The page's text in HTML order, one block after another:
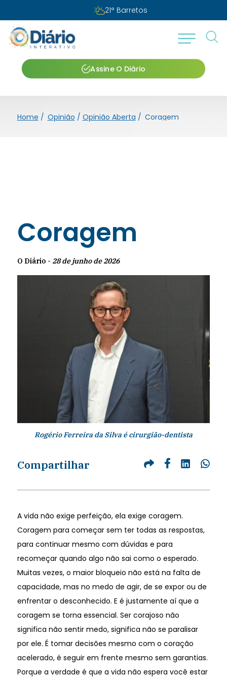
21° Barretos
Assine O Diário
Home / Opinião / Opinião Aberta / Coragem
Coragem
O Diário - 28 de junho de 2026
Rogério Ferreira da Silva é cirurgião-dentista
Compartilhar
A vida não exige perfeição, ela exige coragem.
Coragem para começar sem ter todas as respostas,
para continuar mesmo com dúvidas e para
recomeçar quando algo não sai como o esperado.
Muitas vezes, o maior bloqueio não está na falta de
capacidade, mas no medo de agir, de se expor ou de
enfrentar o desconhecido. E é justamente aí que a
coragem se torna essencial. Ser corajoso não
significa não sentir medo, significa não se paralisar
por ele. É tomar decisões mesmo com o coração
acelerado, é seguir em frente mesmo sem garantias.
Porque a verdade é que a vida não espera você estar